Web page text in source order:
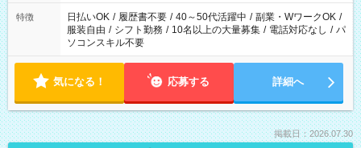
特徴 日払いOK / 履歴書不要 / 40～50代活躍中 / 副業・WワークOK /
服装自由 / シフト勤務 / 10名以上の大量募集 / 電話対応なし / パ
ソコンスキル不要
気になる！ 応募する 詳細へ
掲載日：2026.07.30